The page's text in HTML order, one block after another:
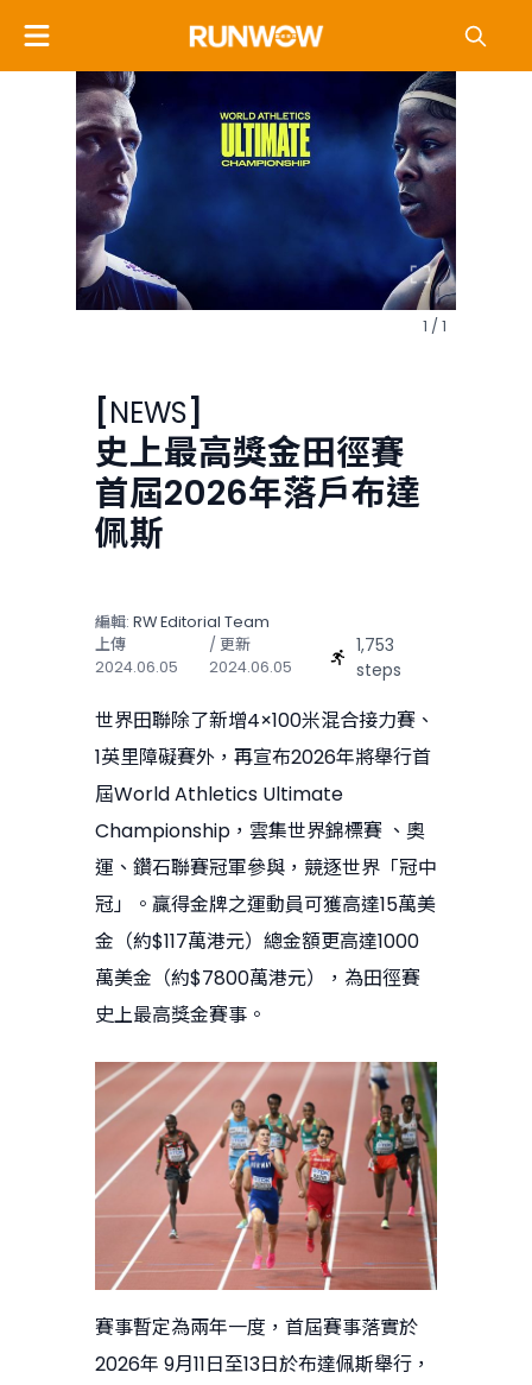
1 / 1
[NEWS]
史上最高獎金田徑賽
首屆2026年落戶布達
佩斯
編輯: RW Editorial Team
上傳
2024.06.05
/ 更新
2024.06.05
1,753
steps
世界田聯除了新增4×100米混合接力賽、
1英里障礙賽外，再宣布2026年將舉行首
屆World Athletics Ultimate
Championship，雲集世界錦標賽 、奧
運、鑽石聯賽冠軍參與，競逐世界「冠中
冠」。贏得金牌之運動員可獲高達15萬美
金（約$117萬港元）總金額更高達1000
萬美金（約$7800萬港元），為田徑賽
史上最高獎金賽事。
賽事暫定為兩年一度，首屆賽事落實於
2026年 9月11日至13日於布達佩斯舉行，